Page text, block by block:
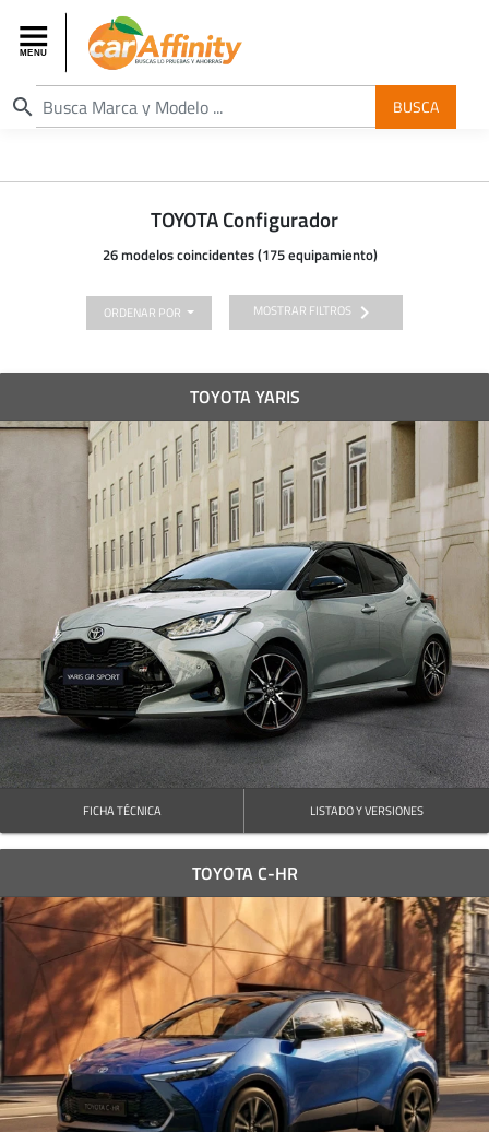
search BUSCA
TOYOTA Configurador
26 modelos coincidentes (175 equipamiento)
ORDENAR POR MOSTRAR FILTROS chevron_right
TOYOTA YARIS
FICHA TÉCNICA LISTADO Y VERSIONES
TOYOTA C-HR